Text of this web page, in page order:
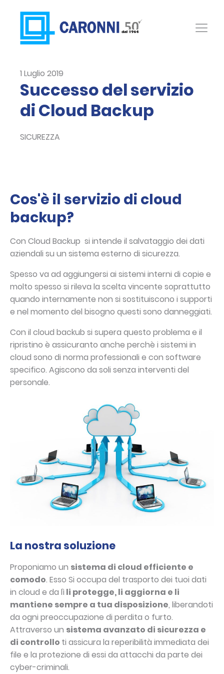
1 Luglio 2019
Successo del servizio
di Cloud Backup
SICUREZZA
Cos'è il servizio di cloud
backup?
Con Cloud Backup si intende il salvataggio dei dati
aziendali su un sistema esterno di sicurezza.
Spesso va ad aggiungersi ai sistemi interni di copie e
molto spesso si rileva la scelta vincente soprattutto
quando internamente non si sostituiscono i supporti
e nel momento del bisogno questi sono danneggiati.
Con il cloud backub si supera questo problema e il
ripristino è assicuranto anche perchè i sistemi in
cloud sono di norma professionali e con software
specifico. Agiscono da soli senza interventi del
personale.
La nostra soluzione
Proponiamo un sistema di cloud efficiente e
comodo. Esso Si occupa del trasporto dei tuoi dati
in cloud e da lì li protegge, li aggiorna e li
mantiene sempre a tua disposizione, liberandoti
da ogni preoccupazione di perdita o furto.
Attraverso un sistema avanzato di sicurezza e
di controllo ti assicura la reperibilità immediata dei
file e la protezione di essi da attacchi da parte dei
cyber-criminali.